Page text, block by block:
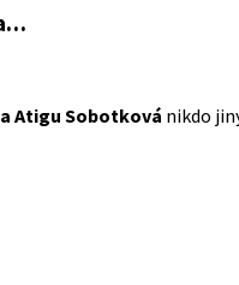
Atigu Sobotková nikdo